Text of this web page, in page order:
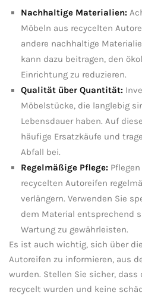
Nachhaltige Materialien:
Möbeln aus recycelten
andere nachhaltige
kann dazu beitragen, den
Einrichtung zu​ reduzieren.
Qualität über Quantität:
Möbelstücke,‍ die‍ langlebig
Lebensdauer haben. Auf
häufige Ersatzkäufe und
Abfall ‌bei.
Regelmäßige ⁢Pflege:
recycelten Autoreifen
verlängern. Verwenden Sie
dem Material entsprechend
Wartung zu gewährleisten.
Es ist auch wichtig, sich über
Autoreifen zu informieren, aus
wurden. Stellen Sie sicher,
recycelt wurden⁣ und keine⁣